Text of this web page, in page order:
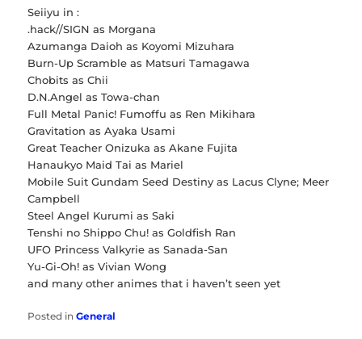
Seiiyu in :
.hack//SIGN as Morgana
Azumanga Daioh as Koyomi Mizuhara
Burn-Up Scramble as Matsuri Tamagawa
Chobits as Chii
D.N.Angel as Towa-chan
Full Metal Panic! Fumoffu as Ren Mikihara
Gravitation as Ayaka Usami
Great Teacher Onizuka as Akane Fujita
Hanaukyo Maid Tai as Mariel
Mobile Suit Gundam Seed Destiny as Lacus Clyne; Meer
Campbell
Steel Angel Kurumi as Saki
Tenshi no Shippo Chu! as Goldfish Ran
UFO Princess Valkyrie as Sanada-San
Yu-Gi-Oh! as Vivian Wong
and many other animes that i haven’t seen yet
Posted in General